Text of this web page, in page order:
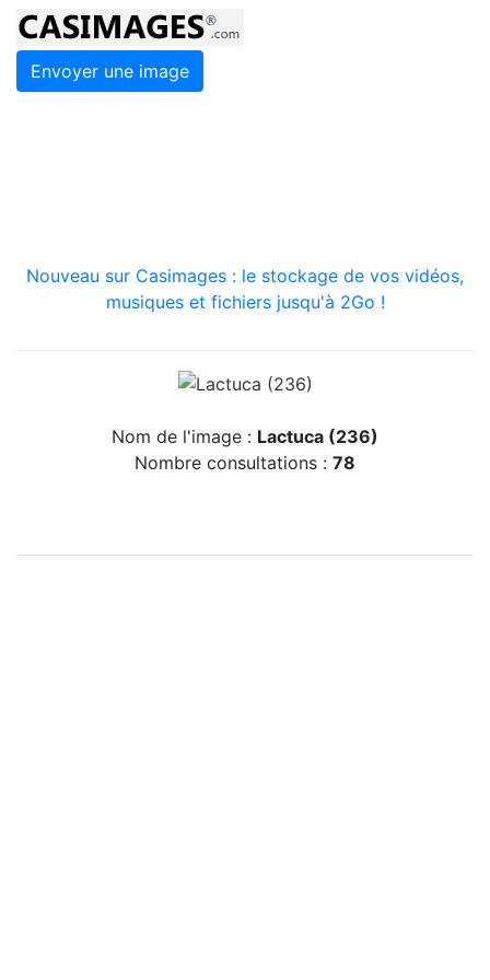
Envoyer une image
Nouveau sur Casimages : le stockage de vos vidéos,
musiques et fichiers jusqu'à 2Go !
Nom de l'image : Lactuca (236)
Nombre consultations : 78